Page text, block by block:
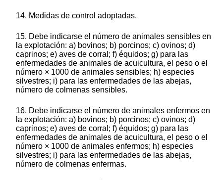
14. Medidas de control adoptadas.
15. Debe indicarse el número de animales sensibles en
la explotación: a) bovinos; b) porcinos; c) ovinos; d)
caprinos; e) aves de corral; f) équidos; g) para las
enfermedades de animales de acuicultura, el peso o el
número × 1000 de animales sensibles; h) especies
silvestres; i) para las enfermedades de las abejas,
número de colmenas sensibles.
16. Debe indicarse el número de animales enfermos en
la explotación: a) bovinos; b) porcinos; c) ovinos; d)
caprinos; e) aves de corral; f) équidos; g) para las
enfermedades de animales de acuicultura, el peso o el
número × 1000 de animales enfermos; h) especies
silvestres; i) para las enfermedades de las abejas,
número de colmenas enfermas.